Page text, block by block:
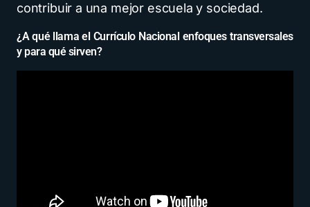
contribuir a una mejor escuela y sociedad.
¿A qué llama el Currículo Nacional enfoques transversales
y para qué sirven?